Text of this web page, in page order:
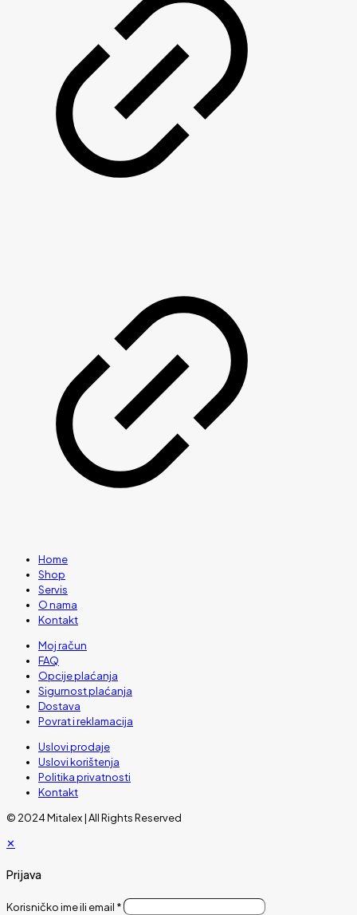
Home
Shop
Servis
O nama
Kontakt
Moj račun
FAQ
Opcije plaćanja
Sigurnost plaćanja
Dostava
Povrat i reklamacija
Uslovi prodaje
Uslovi korištenja
Politika privatnosti
Kontakt
© 2024 Mitalex | All Rights Reserved
✕
Prijava
Korisničko ime ili email *